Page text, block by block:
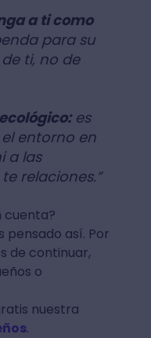
a ti como
para su
ti, no de
es
entorno en
a las
relaciones.”
cuenta?
pensado así. Por
de continuar,
o
nuestra
.